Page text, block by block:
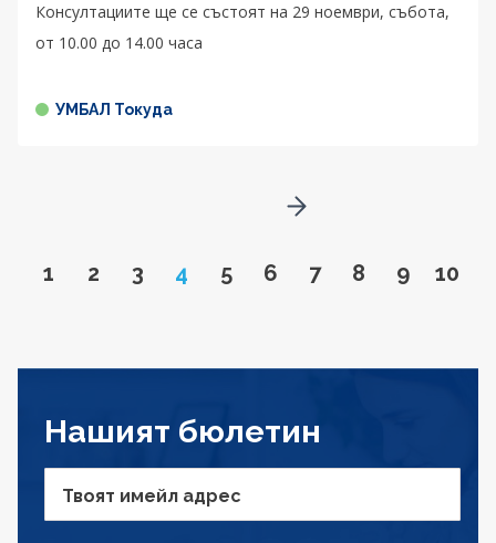
Консултациите ще се състоят на 29 ноември, събота,
от 10.00 до 14.00 чaса
УМБАЛ Токуда
Go to page
1 Go to page
2 Go to page
3 Page
4 Go to page
5 Go to page
6 Go to page
7 Go to page
8 Go to
9 Go
10
Go to next page
Нашият бюлетин
Твоят имейл адрес